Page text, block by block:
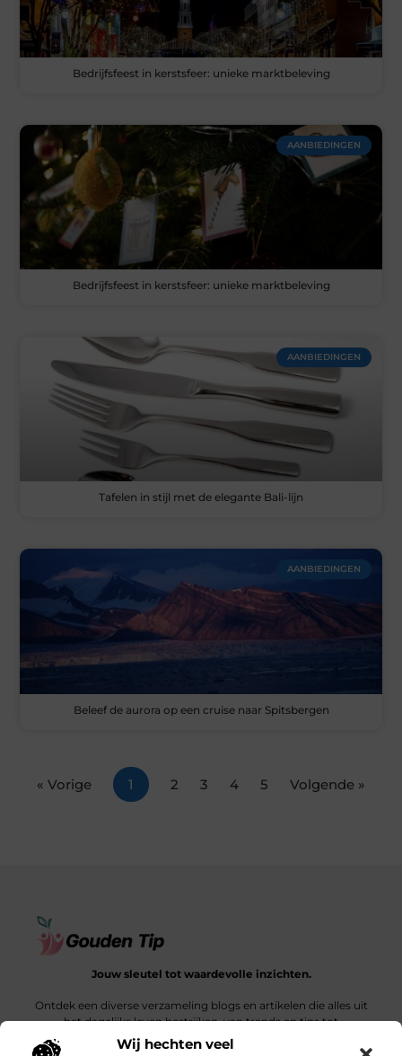
Wij hechten veel
Bedrijfsfeest in kerstsfeer: unieke marktbeleving
AANBIEDINGEN
Bedrijfsfeest in kerstsfeer: unieke marktbeleving
AANBIEDINGEN
Tafelen in stijl met de elegante Bali-lijn
AANBIEDINGEN
Beleef de aurora op een cruise naar Spitsbergen
« Vorige 1 2 3 4 5 Volgende »
Jouw sleutel tot waardevolle inzichten.
Ontdek een diverse verzameling blogs en artikelen die alles uit
het dagelijks leven bestrijken, van trends en tips tot
diepgaande verhalen.